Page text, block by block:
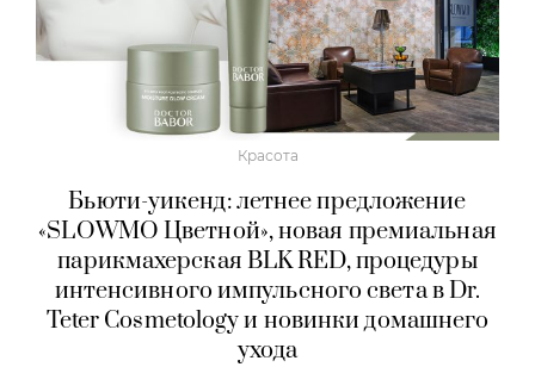
Красота
Бьюти-уикенд: летнее предложение
«SLOWMO Цветной», новая премиальная
парикмахерская BLK RED, процедуры
интенсивного импульсного света в Dr.
Teter Cosmetology и новинки домашнего
ухода